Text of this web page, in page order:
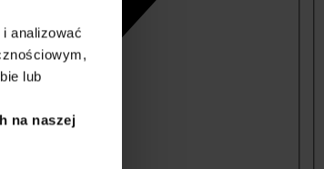
analizować
lub
na naszej